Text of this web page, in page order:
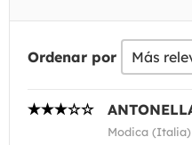
Ordenar por
Modica